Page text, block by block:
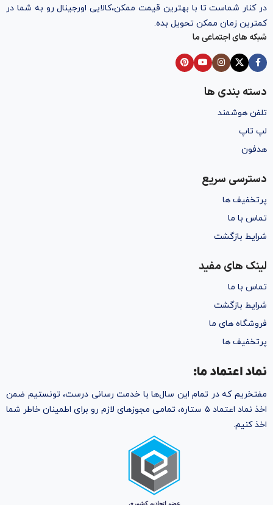
در کنار شماست تا با بهترین قیمت ممکن،‌کالایی اورجینال رو به شما در
کمترین زمان ممکن تحویل بده.
شبکه های اجتماعی ما
دسته بندی ها
تلفن هوشمند
لپ تاپ
هدفون
دسترسی سریع
پرتخفیف ها
تماس با ما
شرایط بازگشت
لینک های مفید
تماس با ما
شرایط بازگشت
فروشگاه های ما
پرتخفیف ها
نماد اعتماد ما:
مفتخریم که در تمام این سال‌ها با خدمت رسانی درست، تونستیم ضمن
اخذ نماد اعتماد ۵ ستاره، تمامی مجوز‌های لازم رو برای اطمینان خاطر شما
اخذ کنیم.